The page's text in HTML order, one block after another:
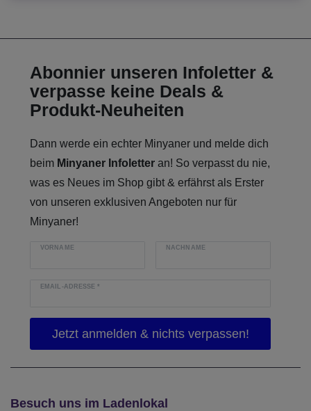
Abonnier unseren Infoletter &
verpasse keine Deals &
Produkt-Neuheiten
Dann werde ein echter Minyaner und melde dich
beim Minyaner Infoletter an! So verpasst du nie,
was es Neues im Shop gibt & erfährst als Erster
von unseren exklusiven Angeboten nur für
Minyaner!
VORNAME NACHNAME
EMAIL-ADRESSE*
Besuch uns im Ladenlokal